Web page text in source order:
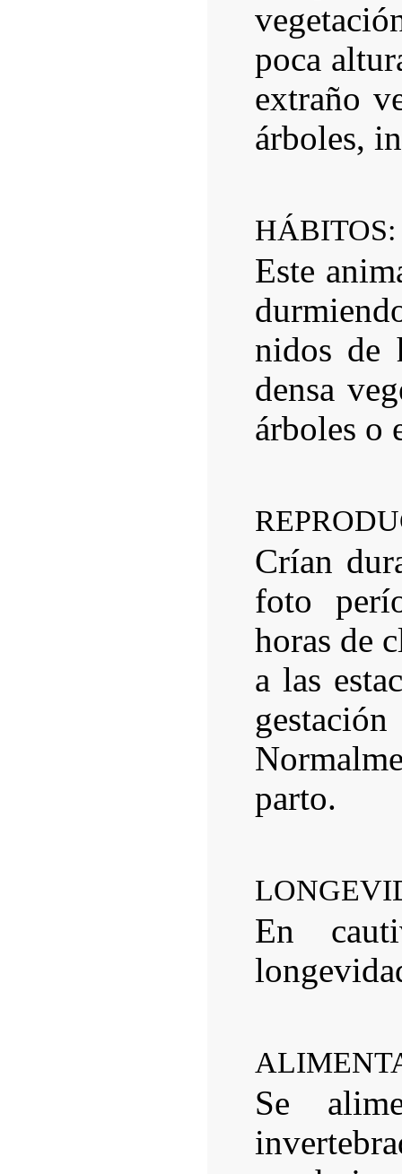
poca
extraño
árboles,
HÁBITOS:
Este
nidos de
densa
árboles o
Crían
foto
horas de
a las
parto.
En
Se